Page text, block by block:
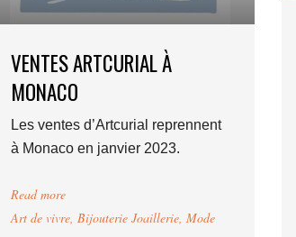
VENTES ARTCURIAL À
MONACO
Les ventes d’Artcurial reprennent
à Monaco en janvier 2023.
Read more
Art de vivre, Bijouterie Joaillerie, Mode